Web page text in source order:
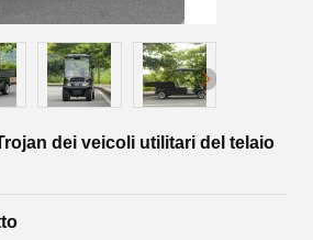
dei veicoli utilitari del telaio